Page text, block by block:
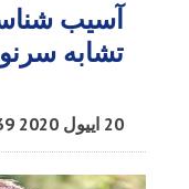
آسیب
تشابه
20 اییول 2020 09:39